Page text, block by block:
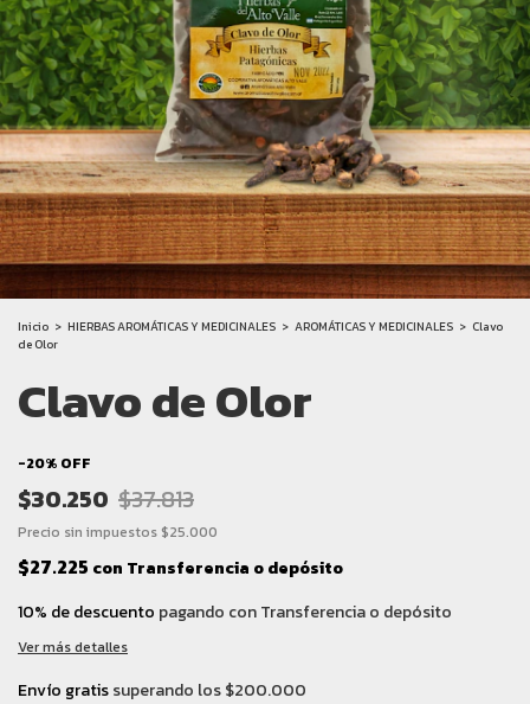
Inicio > HIERBAS AROMÁTICAS Y MEDICINALES > AROMÁTICAS Y MEDICINALES > Clavo
de Olor
Clavo de Olor
-20% OFF
$30.250 $37.813
Precio sin impuestos $25.000
$27.225 con Transferencia o depósito
10% de descuento pagando con Transferencia o depósito
Ver más detalles
Envío gratissuperando los$200.000